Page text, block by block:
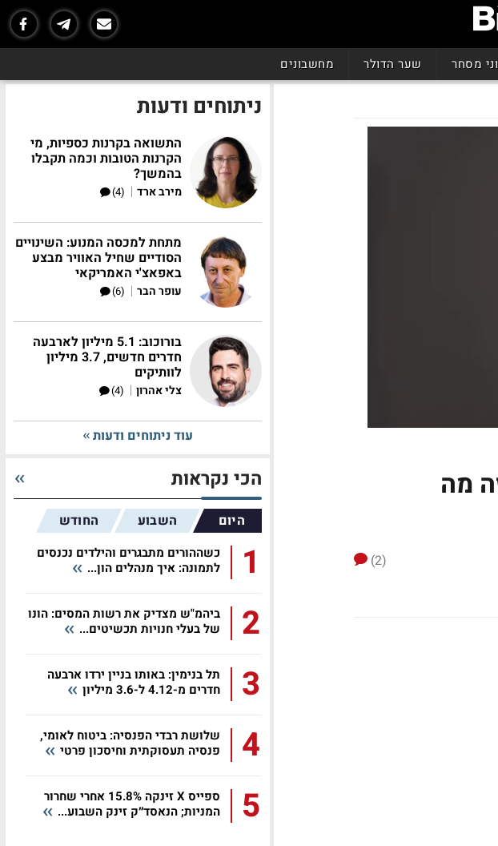
מסחר שער הדולר מחשבונים
זה מה
(2)
ניתוחים ודעות
התשואה בקרנות כספיות, מי
הקרנות הטובות וכמה תקבלו
בהמשך?
מירב ארד |
(4)
מתחת למכסה המנוע: השינויים
הסודיים שחיל האוויר מבצע
באפאצ'י האמריקאי
עופר הבר |
(6)
בורוכוב: 5.1 מיליון לארבעה
חדרים חדשים, 3.7 מיליון
לוותיקים
צלי אהרון |
(4)
עוד ניתוחים ודעות
הכי נקראות
היום השבוע החודש
1
כשההורים מתבגרים והילדים נכנסים
לתמונה: איך מנהלים הון...
2
ביהמ"ש מצדיק את רשות המסים: הונו
של בעלי חנויות תכשיטים...
3
תל בנימין: באותו בניין ירדו ארבעה
חדרים מ-4.12 ל-3.6 מיליון
4
שלושת רבדי הפנסיה: ביטוח לאומי,
פנסיה תעסוקתית וחיסכון פרטי
5
ספייס X זינקה 15.8% אחרי שחרור
המניות; הנאסד״ק זינק השבוע...